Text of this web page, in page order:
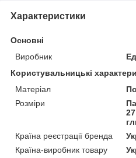
Характеристики
Основні
Виробник
Користувальницькі
Матеріал
Розміри
Країна реєстрації бренда
Країна-виробник товару